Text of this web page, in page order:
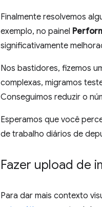
Finalmente resolvemos
exemplo, no painel
significativamente
Nos bastidores, fizemos
complexas, migramos
Conseguimos reduzir o
Esperamos que você
de trabalho diários de
Fazer upload de
Para dar mais contexto